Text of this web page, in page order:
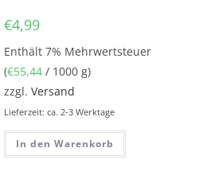
€4,99
Enthält 7% Mehrwertsteuer
(€55,44/ 1000 g)
zzgl. Versand
Lieferzeit: ca. 2-3 Werktage
In den Warenkorb